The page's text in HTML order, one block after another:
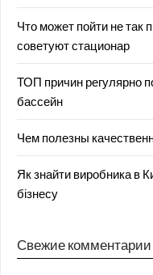
Что может пойти не так
советуют стационар
ТОП причин регулярно
бассейн
Чем полезны
Як знайти виробника в
бізнесу
Свежие комментарии